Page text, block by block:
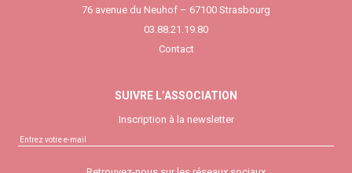
76 avenue du Neuhof – 67100 Strasbourg
03.88.21.19.80
Contact
SUIVRE L’ASSOCIATION
Inscription à la newsletter